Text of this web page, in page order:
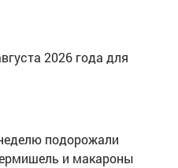
2026 года для
подорожали
и макароны